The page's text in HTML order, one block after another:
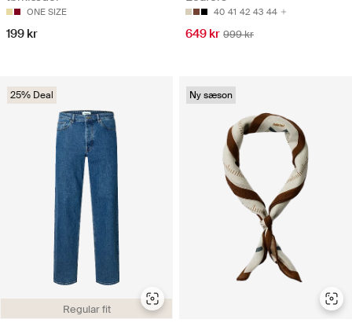
ONE SIZE
199 kr
40 41 42 43 44
649 kr 999 kr
Regular fit
25% Deal Ny sæson